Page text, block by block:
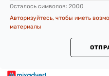
Осталось символов: 2000
Авторизуйтесь, чтобы иметь
материалы